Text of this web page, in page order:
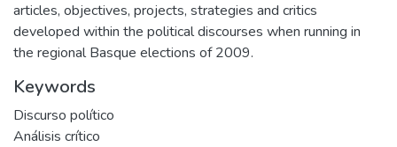
articles, objectives, projects, strategies and critics
developed within the political discourses when running in
the regional Basque elections of 2009.
Keywords
Discurso político
Análisis crítico